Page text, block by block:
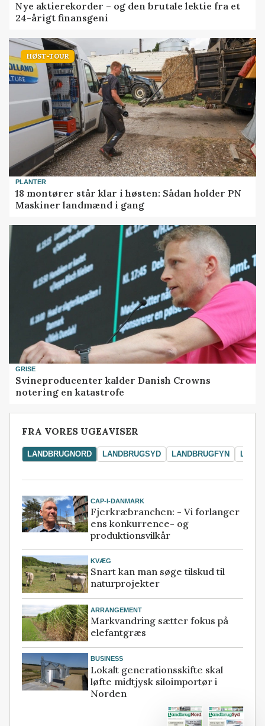
Nye aktierekorder – og den brutale lektie fra et
24-årigt finansgeni
HØST-TOUR
PLANTER
18 montører står klar i høsten: Sådan holder PN
Maskiner landmænd i gang
GRISE
Svineproducenter kalder Danish Crowns
notering en katastrofe
FRA VORES UGEAVISER
LANDBRUGNORD LANDBRUGSYD LANDBRUGFYN
CAP-I-DANMARK
Fjerkræbranchen: - Vi forlanger
ens konkurrence- og
produktionsvilkår
KVÆG
Snart kan man søge tilskud til
naturprojekter
ARRANGEMENT
Markvandring sætter fokus på
elefantgræs
BUSINESS
Lokalt generationsskifte skal
løfte midtjysk siloimportør i
Norden